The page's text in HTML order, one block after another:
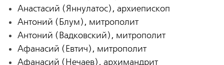
Анастасий (Яннулатос), архиепископ
Антоний (Блум), митрополит
Антоний (Вадковский), митрополит
Афанасий (Евтич), митрополит
Афанасий (Нечаев), архимандрит